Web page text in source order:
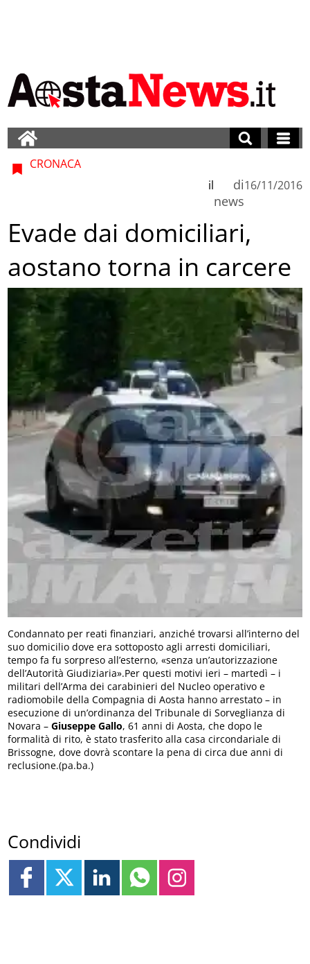
CRONACA
di
news
il 16/11/2016
Evade dai domiciliari,
aostano torna in carcere
Condannato per reati finanziari, anziché trovarsi all’interno del
suo domicilio dove era sottoposto agli arresti domiciliari,
tempo fa fu sorpreso all’esterno, «senza un’autorizzazione
dell’Autorità Giudiziaria».Per questi motivi ieri – martedì – i
militari dell’Arma dei carabinieri del Nucleo operativo e
radiomobile della Compagnia di Aosta hanno arrestato – in
esecuzione di un’ordinanza del Tribunale di Sorveglianza di
Novara –Giuseppe Gallo, 61 anni di Aosta, che dopo le
formalità di rito, è stato trasferito alla casa circondariale di
Brissogne, dove dovrà scontare la pena di circa due anni di
reclusione.(pa.ba.)
Condividi